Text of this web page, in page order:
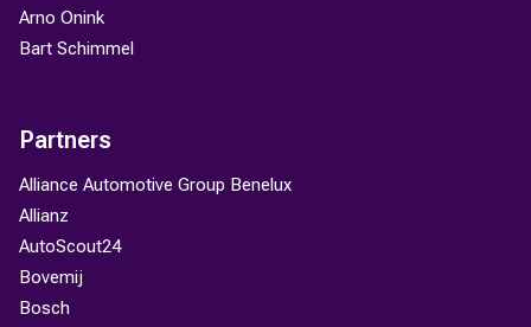
Arno Onink
Bart Schimmel
Partners
Alliance Automotive Group Benelux
Allianz
AutoScout24
Bovemij
Bosch